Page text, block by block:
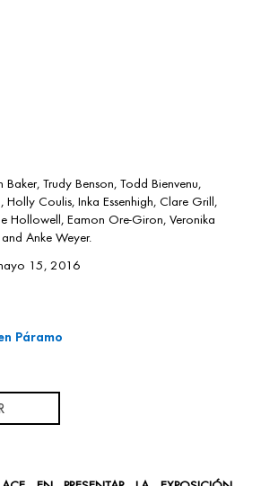
Baker, Trudy Benson, Todd Bienvenu,
Holly Coulis, Inka Essenhigh, Clare Grill,
Hollowell, Eamon Ore-Giron, Veronika
and Anke Weyer.
15, 2016
Páramo